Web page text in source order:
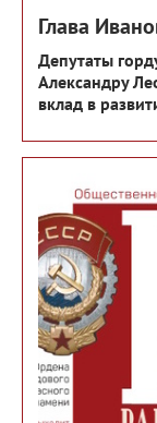
Глава
Депутаты
Александру
вклад в